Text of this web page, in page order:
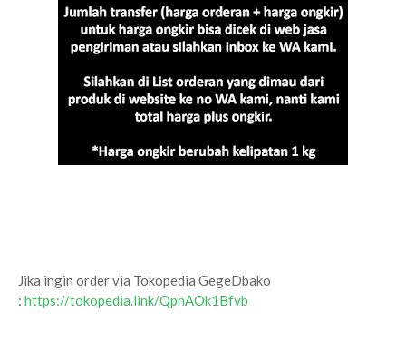
Jika ingin order via Tokopedia GegeDbako
: https://tokopedia.link/QpnAOk1Bfvb